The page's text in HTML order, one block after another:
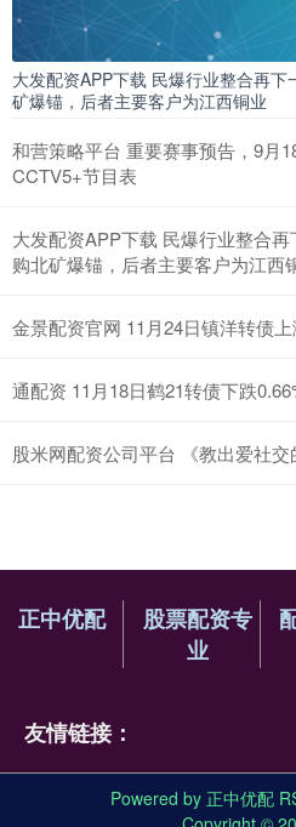
大发配资APP下载 民爆行业整合再
矿爆锚，后者主要客户为江西铜业
和营策略平台 重要赛事预告，9月
CCTV5+节目表
大发配资APP下载 民爆行业整合
购北矿爆锚，后者主要客户为江西
金景配资官网 11月24日镇洋转债
通配资 11月18日鹤21转债下跌
股米网配资公司平台 《教出爱社
正中优配
股票配资专
业
友情链接：
Powered by 正中优配